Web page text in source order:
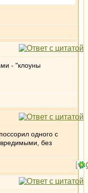
- "клоуны
одного с
без